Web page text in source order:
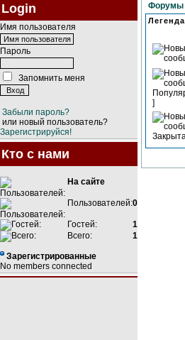
Login
Имя пользователя
Пароль
Запомнить меня
Забыли пароль?
или новый пользователь?
Зарегистрируйся!
Кто с нами
На сайте
Пользователей:0
Гостей:
1
Всего:
1
Зарегистрированные
No members connected
Форумы
Легенда